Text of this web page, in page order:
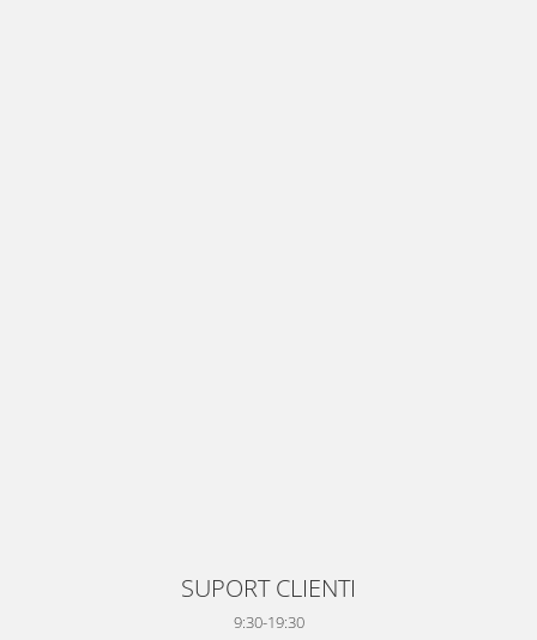
SUPORT CLIENTI
9:30-19:30